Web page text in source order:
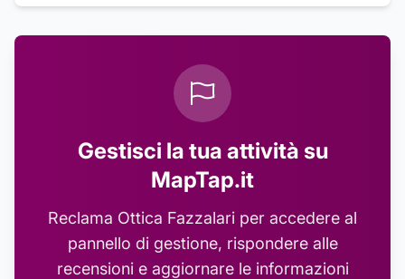
Gestisci la tua attività su
MapTap.it
Reclama Ottica Fazzalari per accedere al
pannello di gestione, rispondere alle
recensioni e aggiornare le informazioni